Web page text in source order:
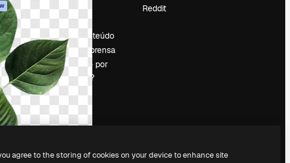
Eventos
Slidesgo
Vender conteúdo
Sala de imprensa
Procurando por
magnific.ai?
Reddit
agree to the storing of cookies on your device to enhance site